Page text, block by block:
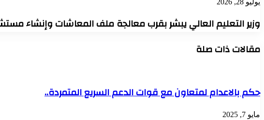
يوليو 28, 2026
وزير التعليم العالي يبشر بقرب معالجة ملف المعاشات وإنشاء
مقالات ذات صلة
حكم بالاعدام لمتعاون مع قوات الدعم السريع المتمردة..
مايو 7, 2025